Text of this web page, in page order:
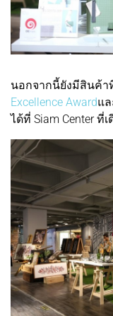
นอกจากนี้ยังมีสินค้า
Excellence Awardแ
ได้ที่ Siam Center ที่